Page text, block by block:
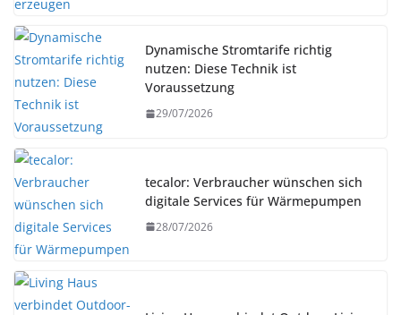
Dynamische Stromtarife richtig
nutzen: Diese Technik ist
Voraussetzung
29/07/2026
tecalor: Verbraucher wünschen sich
digitale Services für Wärmepumpen
28/07/2026